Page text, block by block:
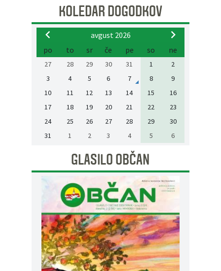
KOLEDAR DOGODKOV
avgust 2026
po
to sr če pe so ne
27 28 29 30 31 1
2
3
4 5 6 7 8
9
10
11 12 13 14 15
16
17
18 19 20 21 22
23
24
25 26 27 28 29
30
31
1 2 3 4 5 6
GLASILO OBČAN